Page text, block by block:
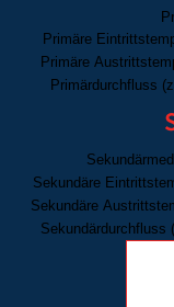
Primäre
Primäre
Primärdurchfluss
Sekundäre
Sekundäre
Sekundärdurchfluss